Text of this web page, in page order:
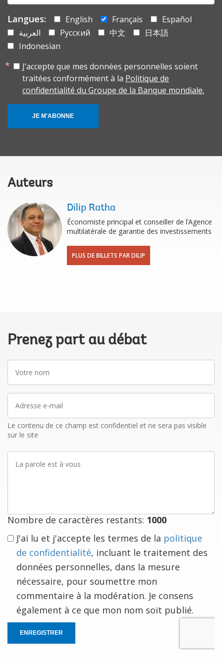
Langues: English Français
Español
العربية
Русский 中文
日本語
Indonesian
J’accepte que mes données personnelles soient
traitées conformément à la Politique de
confidentialité du Groupe de la Banque mondiale.
JE M'ABONNE
Auteurs
Dilip Ratha
Économiste principal et conseiller de l’Agence
multilatérale de garantie des investissements
PLUS DE BILLETS PAR DILIP
Prenez part au débat
nom
mail
Le contenu de ce champ est confidentiel et ne sera pas visible
sur le site
parole
Nombre de caractères restants: 1000
J'ai lu et j'accepte les termes de la politique
de confidentialité, incluant le traitement des
données personnelles, dans la mesure
nécessaire, pour soumettre mon
commentaire à la modération. Je consens
également à ce que mon nom soit publié.
ENREGISTRER